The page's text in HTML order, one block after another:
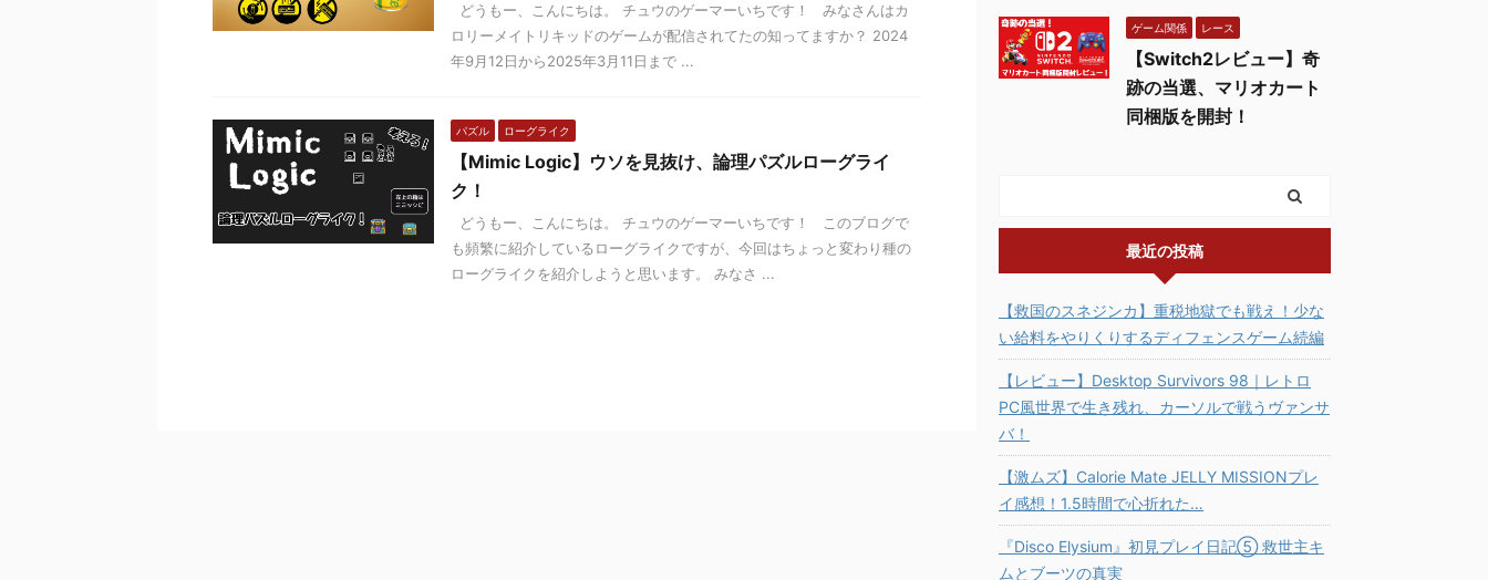
どうもー、こんにちは。 チュウのゲーマーいちです！ みなさんはカ
ロリーメイトリキッドのゲームが配信されてたの知ってますか？ 2024
年9月12日から2025年3月11日まで ...
パズル ローグライク
【Mimic Logic】ウソを見抜け、論理パズルローグライ
ク！
どうもー、こんにちは。 チュウのゲーマーいちです！ このブログで
も頻繁に紹介しているローグライクですが、今回はちょっと変わり種の
ローグライクを紹介しようと思います。 みなさ ...
ゲーム関係 レース
【Switch2レビュー】奇
跡の当選、マリオカート
同梱版を開封！
最近の投稿
【救国のスネジンカ】重税地獄でも戦え！少な
い給料をやりくりするディフェンスゲーム続編
【レビュー】Desktop Survivors 98｜レトロ
PC風世界で生き残れ、カーソルで戦うヴァンサ
バ！
【激ムズ】Calorie Mate JELLY MISSIONプレ
イ感想！1.5時間で心折れた…
『Disco Elysium』初見プレイ日記⑤ 救世主キ
ムとブーツの真実